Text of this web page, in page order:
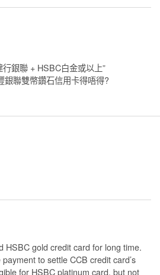
行銀聯 + HSBC白金或以上”
銀聯雙幣鑽石信用卡得唔得?
HSBC gold credit card for long time.
to settle CCB credit card’s
for HSBC platinum card, but not